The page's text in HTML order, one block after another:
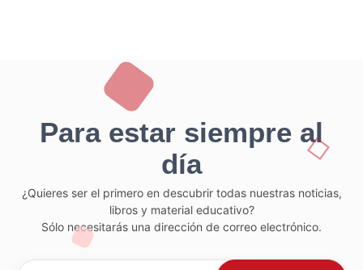
Para estar siempre al
día
¿Quieres ser el primero en descubrir todas nuestras noticias,
libros y material educativo?
Sólo necesitarás una dirección de correo electrónico.